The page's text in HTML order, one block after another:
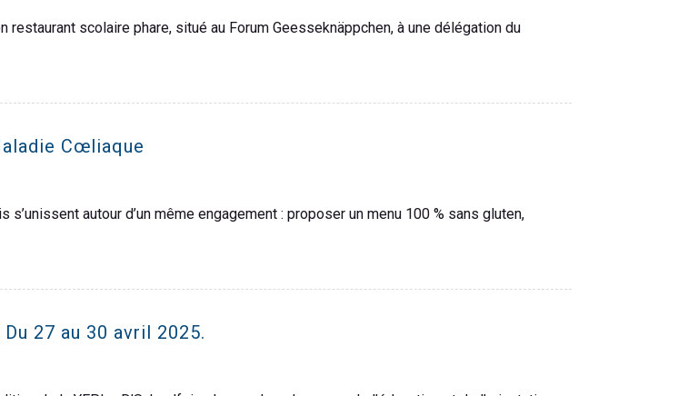
scolaire phare, situé au Forum Geesseknäppchen, à une délégation du
Cœliaque
autour d’un même engagement : proposer un menu 100 % sans gluten,
27 au 30 avril 2025.